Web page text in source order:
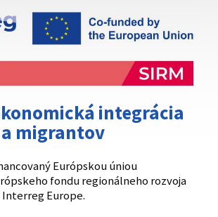
pred názvom domény webového sídla.
integrácia
migrantov
Európskou úniou
fondu regionálneho rozvoja
Europe.